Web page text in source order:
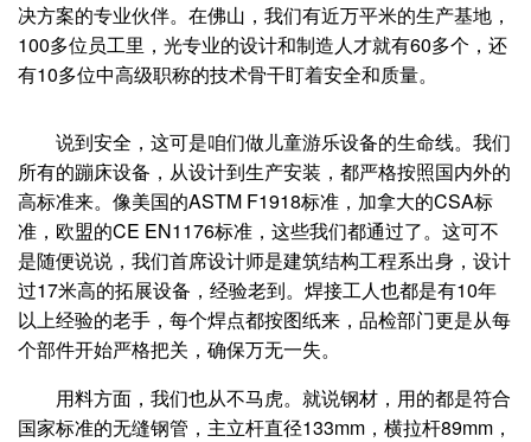
决方案的专业伙伴。在佛山，我们有近万平米的生产基地，
100多位员工里，光专业的设计和制造人才就有60多个，还
有10多位中高级职称的技术骨干盯着安全和质量。
说到安全，这可是咱们做儿童游乐设备的生命线。我们
所有的蹦床设备，从设计到生产安装，都严格按照国内外的
高标准来。像美国的ASTM F1918标准，加拿大的CSA标
准，欧盟的CE EN1176标准，这些我们都通过了。这可不
是随便说说，我们首席设计师是建筑结构工程系出身，设计
过17米高的拓展设备，经验老到。焊接工人也都是有10年
以上经验的老手，每个焊点都按图纸来，品检部门更是从每
个部件开始严格把关，确保万无一失。
用料方面，我们也从不马虎。就说钢材，用的都是符合
国家标准的无缝钢管，主立杆直径133mm，横拉杆89mm，